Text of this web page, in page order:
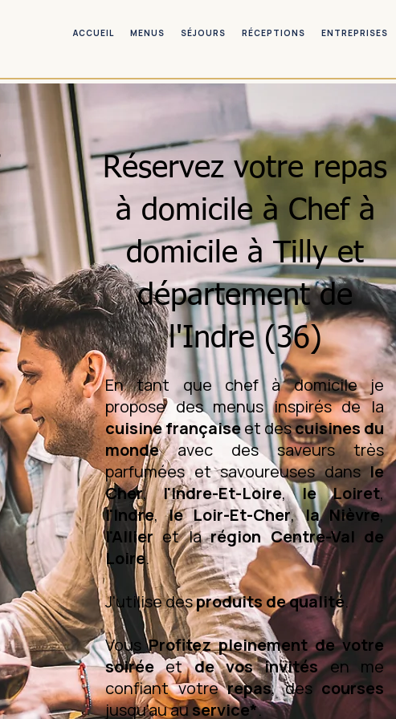
ACCUEIL MENUS SÉJOURS RÉCEPTIONS ENTREPRISES
Réservez votre repas
à domicile à Chef à
domicile à Tilly et
département de
l'Indre (36)
En tant que chef à domicile je
propose des menus inspirés de la
cuisine françaiseet descuisines du
mondeavec des saveurs très
parfumées et savoureuses dansle
Cher,l'Indre-Et-Loire,le Loiret,
l'Indre,le Loir-Et-Cher,la Nièvre,
l'Allieret larégion Centre-Val de
Loire.
J'utilise desproduits de qualité.
VousProfitez pleinement de votre
soiréeetde vos invitésen me
confiant votrerepas, descourses
jusqu'au auservice*.